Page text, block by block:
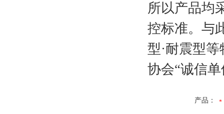
所以产品均
控标准。与
型·耐震型
协会“诚信
产品：